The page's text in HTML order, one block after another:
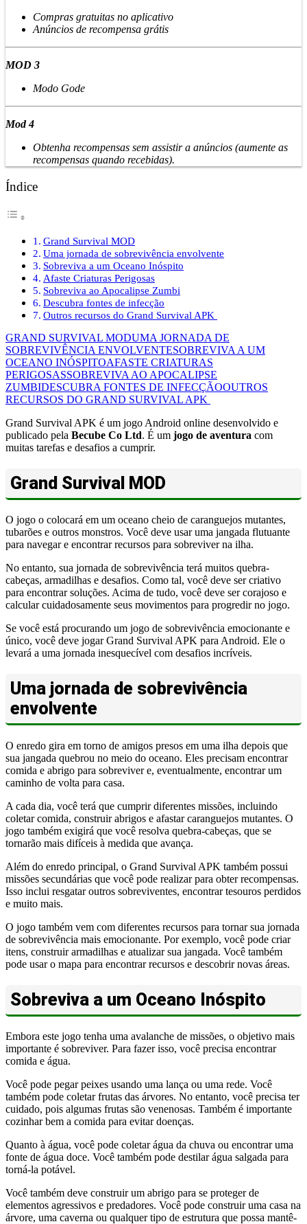
Compras gratuitas no aplicativo
Anúncios de recompensa grátis
MOD 3
Modo Gode
Mod 4
Obtenha recompensas sem assistir a anúncios (aumente as
recompensas quando recebidas).
Índice
Grand Survival MOD
Uma jornada de sobrevivência envolvente
Sobreviva a um Oceano Inóspito
Afaste Criaturas Perigosas
Sobreviva ao Apocalipse Zumbi
Descubra fontes de infecção
Outros recursos do Grand Survival APK
GRAND SURVIVAL MODUMA JORNADA DE
SOBREVIVÊNCIA ENVOLVENTESOBREVIVA A UM
OCEANO INÓSPITOAFASTE CRIATURAS
PERIGOSASSOBREVIVA AO APOCALIPSE
ZUMBIDESCUBRA FONTES DE INFECÇÃOOUTROS
RECURSOS DO GRAND SURVIVAL APK
Grand Survival APK é um jogo Android online desenvolvido e
publicado pela Becube Co Ltd. É um jogo de aventura com
muitas tarefas e desafios a cumprir.
Grand Survival MOD
O jogo o colocará em um oceano cheio de caranguejos mutantes,
tubarões e outros monstros. Você deve usar uma jangada flutuante
para navegar e encontrar recursos para sobreviver na ilha.
No entanto, sua jornada de sobrevivência terá muitos quebra-
cabeças, armadilhas e desafios. Como tal, você deve ser criativo
para encontrar soluções. Acima de tudo, você deve ser corajoso e
calcular cuidadosamente seus movimentos para progredir no jogo.
Se você está procurando um jogo de sobrevivência emocionante e
único, você deve jogar Grand Survival APK para Android. Ele o
levará a uma jornada inesquecível com desafios incríveis.
Uma jornada de sobrevivência
envolvente
O enredo gira em torno de amigos presos em uma ilha depois que
sua jangada quebrou no meio do oceano. Eles precisam encontrar
comida e abrigo para sobreviver e, eventualmente, encontrar um
caminho de volta para casa.
A cada dia, você terá que cumprir diferentes missões, incluindo
coletar comida, construir abrigos e afastar caranguejos mutantes. O
jogo também exigirá que você resolva quebra-cabeças, que se
tornarão mais difíceis à medida que avança.
Além do enredo principal, o Grand Survival APK também possui
missões secundárias que você pode realizar para obter recompensas.
Isso inclui resgatar outros sobreviventes, encontrar tesouros perdidos
e muito mais.
O jogo também vem com diferentes recursos para tornar sua jornada
de sobrevivência mais emocionante. Por exemplo, você pode criar
itens, construir armadilhas e atualizar sua jangada. Você também
pode usar o mapa para encontrar recursos e descobrir novas áreas.
Sobreviva a um Oceano Inóspito
Embora este jogo tenha uma avalanche de missões, o objetivo mais
importante é sobreviver. Para fazer isso, você precisa encontrar
comida e água.
Você pode pegar peixes usando uma lança ou uma rede. Você
também pode coletar frutas das árvores. No entanto, você precisa ter
cuidado, pois algumas frutas são venenosas. Também é importante
cozinhar bem a comida para evitar doenças.
Quanto à água, você pode coletar água da chuva ou encontrar uma
fonte de água doce. Você também pode destilar água salgada para
torná-la potável.
Você também deve construir um abrigo para se proteger de
elementos agressivos e predadores. Você pode construir uma casa na
árvore, uma caverna ou qualquer tipo de estrutura que possa mantê-